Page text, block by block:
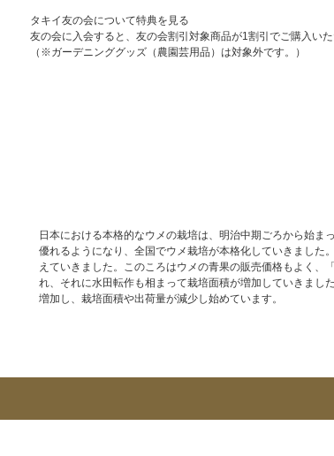
タキイ友の会について特典を見る
友の会に入会すると、友の会割引対象商品が1割引でご購入いた
（※ガーデニンググッズ（農園芸用品）は対象外です。）
日本における本格的なウメの栽培は、明治中期ごろから始
優れるようになり、全国でウメ栽培が本格化していきました
えていきました。このころはウメの青果の販売価格もよく
れ、それに水田転作も相まって栽培面積が増加していきまし
増加し、栽培面積や出荷量が減少し始めています。